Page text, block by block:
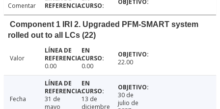
Comentar
Component 1 IRI 2. Upgraded PFM-SMART system
rolled out to all LCs (22)
Valor
0.00
0.00 22.00
Fecha
31 de
mayo
13 de
diciembre
30 de
julio de